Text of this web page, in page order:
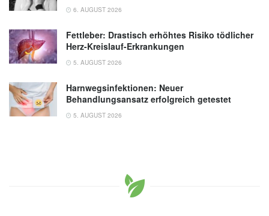
6. AUGUST 2026
Fettleber: Drastisch erhöhtes Risiko tödlicher
Herz-Kreislauf-Erkrankungen
5. AUGUST 2026
Harnwegsinfektionen: Neuer
Behandlungsansatz erfolgreich getestet
5. AUGUST 2026